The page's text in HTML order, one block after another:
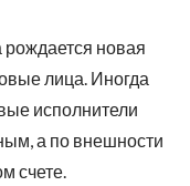
новая
лица. Иногда
исполнители
а по внешности
счете.